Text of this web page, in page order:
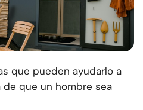
que pueden ayudarlo a
que un hombre sea